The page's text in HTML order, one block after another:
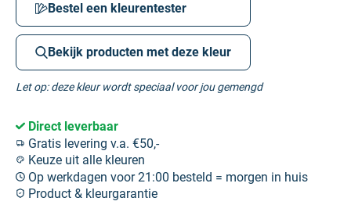
Bestel een kleurentester
Bekijk producten met deze kleur
Let op: deze kleur wordt speciaal voor jou gemengd
Direct leverbaar
Gratis levering v.a. €50,-
Keuze uit alle kleuren
Op werkdagen voor 21:00 besteld = morgen in huis
Product & kleurgarantie